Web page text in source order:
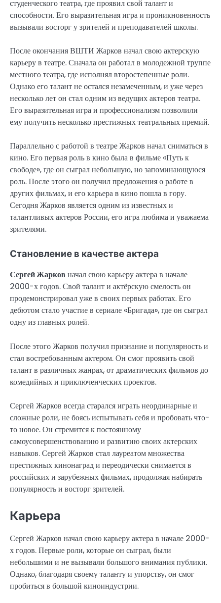
студенческого театра, где проявил свой талант и
способности. Его выразительная игра и проникновенность
вызывали восторг у зрителей и преподавателей школы.
После окончания ВШТИ Жарков начал свою актерскую
карьеру в театре. Сначала он работал в молодежной труппе
местного театра, где исполнял второстепенные роли.
Однако его талант не остался незамеченным, и уже через
несколько лет он стал одним из ведущих актеров театра.
Его выразительная игра и профессионализм позволили
ему получить несколько престижных театральных премий.
Параллельно с работой в театре Жарков начал сниматься в
кино. Его первая роль в кино была в фильме «Путь к
свободе», где он сыграл небольшую, но запоминающуюся
роль. После этого он получил предложения о работе в
других фильмах, и его карьера в кино пошла в гору.
Сегодня Жарков является одним из известных и
талантливых актеров России, его игра любима и уважаема
зрителями.
Становление в качестве актера
Сергей Жарков начал свою карьеру актера в начале
2000-х годов. Свой талант и актёрскую смелость он
продемонстрировал уже в своих первых работах. Его
дебютом стало участие в сериале «Бригада», где он сыграл
одну из главных ролей.
После этого Жарков получил признание и популярность и
стал востребованным актером. Он смог проявить свой
талант в различных жанрах, от драматических фильмов до
комедийных и приключенческих проектов.
Сергей Жарков всегда старался играть неординарные и
сложные роли, не боясь испытывать себя и пробовать что-
то новое. Он стремится к постоянному
самоусовершенствованию и развитию своих актерских
навыков. Сергей Жарков стал лауреатом множества
престижных кинонаград и переодически снимается в
российских и зарубежных фильмах, продолжая набирать
популярность и восторг зрителей.
Карьера
Сергей Жарков начал свою карьеру актера в начале 2000-
х годов. Первые роли, которые он сыграл, были
небольшими и не вызывали большого внимания публики.
Однако, благодаря своему таланту и упорству, он смог
пробиться в большой киноиндустрии.